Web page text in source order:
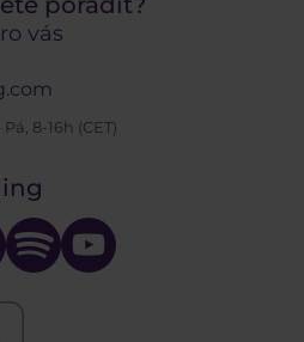
vás
Pá, 8-16h (CET)